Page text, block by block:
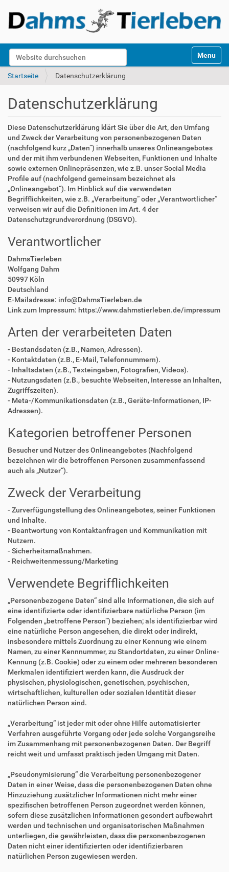
Website durchsuchen
k
Toggle
Startseite Datenschutzerklärung
Datenschutzerklärung
Diese Datenschutzerklärung klärt Sie über die Art, den Umfang
und Zweck der Verarbeitung von personenbezogenen Daten
(nachfolgend kurz „Daten“) innerhalb unseres Onlineangebotes
und der mit ihm verbundenen Webseiten, Funktionen und Inhalte
sowie externen Onlinepräsenzen, wie z.B. unser Social Media
Profile auf (nachfolgend gemeinsam bezeichnet als
„Onlineangebot“). Im Hinblick auf die verwendeten
Begrifflichkeiten, wie z.B. „Verarbeitung“ oder „Verantwortlicher“
verweisen wir auf die Definitionen im Art. 4 der
Datenschutzgrundverordnung (DSGVO).
Verantwortlicher
DahmsTierleben
Wolfgang Dahm
50997 Köln
Deutschland
E-Mailadresse: info@DahmsTierleben.de
Link zum Impressum: https://www.dahmstierleben.de/impressum
Arten der verarbeiteten Daten
- Bestandsdaten (z.B., Namen, Adressen).
- Kontaktdaten (z.B., E-Mail, Telefonnummern).
- Inhaltsdaten (z.B., Texteingaben, Fotografien, Videos).
- Nutzungsdaten (z.B., besuchte Webseiten, Interesse an Inhalten,
Zugriffszeiten).
- Meta-/Kommunikationsdaten (z.B., Geräte-Informationen, IP-
Adressen).
Kategorien betroffener Personen
Besucher und Nutzer des Onlineangebotes (Nachfolgend
bezeichnen wir die betroffenen Personen zusammenfassend
auch als „Nutzer“).
Zweck der Verarbeitung
- Zurverfügungstellung des Onlineangebotes, seiner Funktionen
und Inhalte.
- Beantwortung von Kontaktanfragen und Kommunikation mit
Nutzern.
- Sicherheitsmaßnahmen.
- Reichweitenmessung/Marketing
Verwendete Begrifflichkeiten
„Personenbezogene Daten“ sind alle Informationen, die sich auf
eine identifizierte oder identifizierbare natürliche Person (im
Folgenden „betroffene Person“) beziehen; als identifizierbar wird
eine natürliche Person angesehen, die direkt oder indirekt,
insbesondere mittels Zuordnung zu einer Kennung wie einem
Namen, zu einer Kennnummer, zu Standortdaten, zu einer Online-
Kennung (z.B. Cookie) oder zu einem oder mehreren besonderen
Merkmalen identifiziert werden kann, die Ausdruck der
physischen, physiologischen, genetischen, psychischen,
wirtschaftlichen, kulturellen oder sozialen Identität dieser
natürlichen Person sind.
„Verarbeitung“ ist jeder mit oder ohne Hilfe automatisierter
Verfahren ausgeführte Vorgang oder jede solche Vorgangsreihe
im Zusammenhang mit personenbezogenen Daten. Der Begriff
reicht weit und umfasst praktisch jeden Umgang mit Daten.
„Pseudonymisierung“ die Verarbeitung personenbezogener
Daten in einer Weise, dass die personenbezogenen Daten ohne
Hinzuziehung zusätzlicher Informationen nicht mehr einer
spezifischen betroffenen Person zugeordnet werden können,
sofern diese zusätzlichen Informationen gesondert aufbewahrt
werden und technischen und organisatorischen Maßnahmen
unterliegen, die gewährleisten, dass die personenbezogenen
Daten nicht einer identifizierten oder identifizierbaren
natürlichen Person zugewiesen werden.